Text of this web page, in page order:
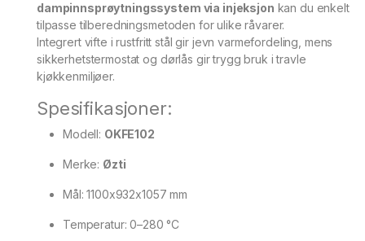
dampinnsprøytningssystem via injeksjon kan du enkelt
tilpasse tilberedningsmetoden for ulike råvarer.
Integrert vifte i rustfritt stål gir jevn varmefordeling, mens
sikkerhetstermostat og dørlås gir trygg bruk i travle
kjøkkenmiljøer.
Spesifikasjoner:
Modell: OKFE102
Merke: Øzti
Mål: 1100x932x1057 mm
Temperatur: 0–280 °C